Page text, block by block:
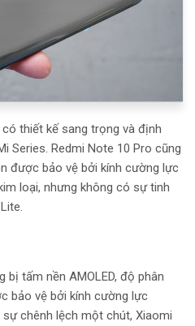
thiết kế sang trọng và định
Series. Redmi Note 10 Pro cũng
được bảo vệ bởi kính cường lực
loại, nhưng không có sự tinh
bị tấm nền AMOLED, độ phân
bảo vệ bởi kính cường lực
chênh lệch một chút, Xiaomi